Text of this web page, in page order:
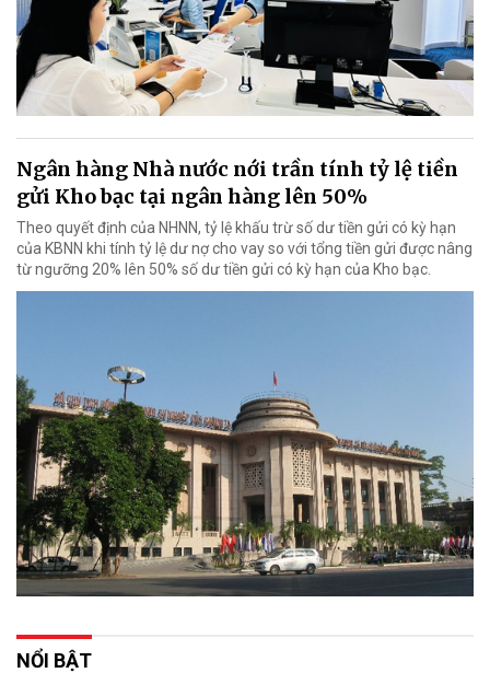
Ngân hàng Nhà nước nới trần tính tỷ lệ tiền
gửi Kho bạc tại ngân hàng lên 50%
Theo quyết định của NHNN, tỷ lệ khấu trừ số dư tiền gửi có kỳ hạn
của KBNN khi tính tỷ lệ dư nợ cho vay so với tổng tiền gửi được nâng
từ ngưỡng 20% lên 50% số dư tiền gửi có kỳ hạn của Kho bạc.
NỔI BẬT